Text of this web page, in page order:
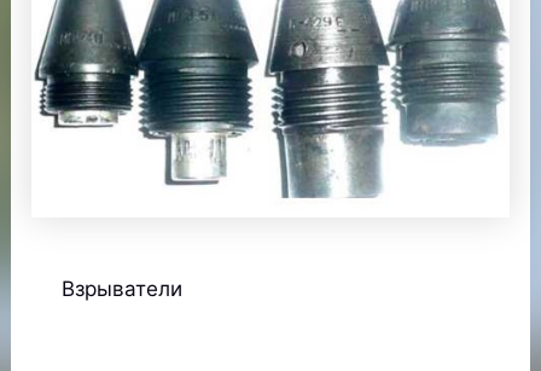
Взрыватели